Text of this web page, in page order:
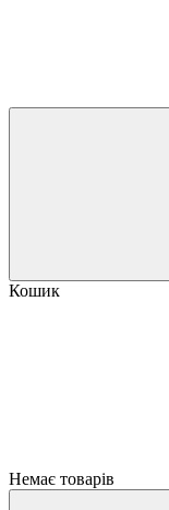
Кошик
Немає товарів